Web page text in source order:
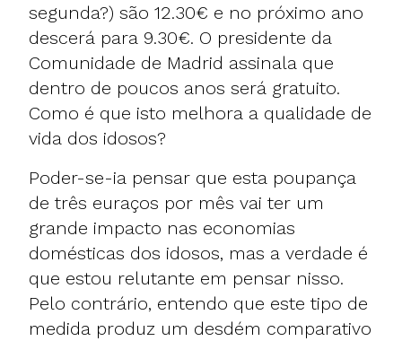
segunda?) são 12.30€ e no próximo ano
descerá para 9.30€. O presidente da
Comunidade de Madrid assinala que
dentro de poucos anos será gratuito.
Como é que isto melhora a qualidade de
vida dos idosos?
Poder-se-ia pensar que esta poupança
de três euraços por mês vai ter um
grande impacto nas economias
domésticas dos idosos, mas a verdade é
que estou relutante em pensar nisso.
Pelo contrário, entendo que este tipo de
medida produz um desdém comparativo